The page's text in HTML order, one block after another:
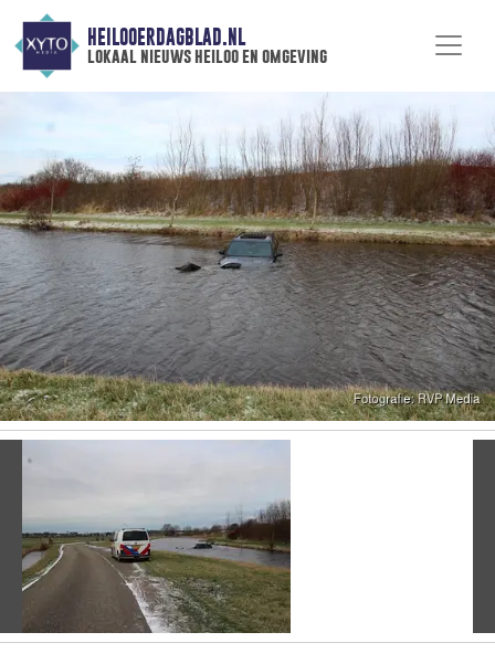
HEILOOERDAGBLAD.NL
lokaal nieuws heiloo en omgeving
Vorige